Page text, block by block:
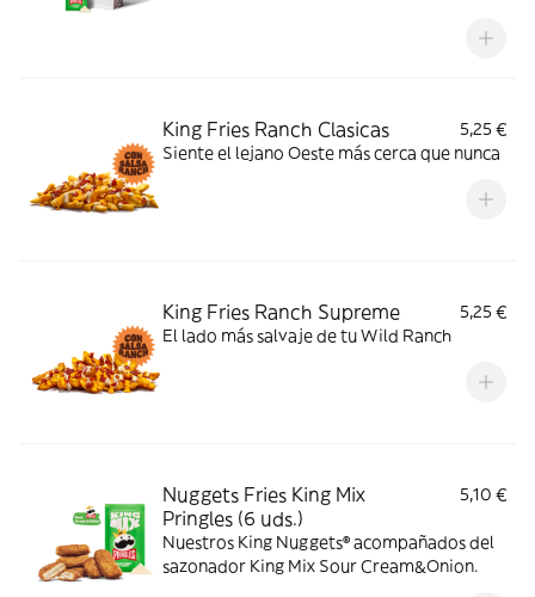
King Fries Ranch Clasicas
5,25 €
Siente el lejano Oeste más cerca que nunca
King Fries Ranch Supreme
5,25 €
El lado más salvaje de tu Wild Ranch
Nuggets Fries King Mix
Pringles (6 uds.)
5,10 €
Nuestros King Nuggets® acompañados del
sazonador King Mix Sour Cream&Onion.